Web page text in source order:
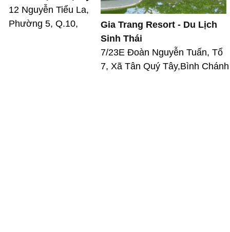
12 Nguyễn Tiểu La,
Phường 5, Q.10,
Gia Trang Resort - Du Lịch
Sinh Thái
7/23E Đoàn Nguyễn Tuấn, Tổ
7, Xã Tân Quý Tây,Bình Chánh